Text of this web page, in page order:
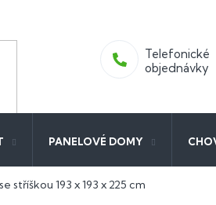
PANELOVÉ DOMY
stříškou 193 x 193 x 225 cm